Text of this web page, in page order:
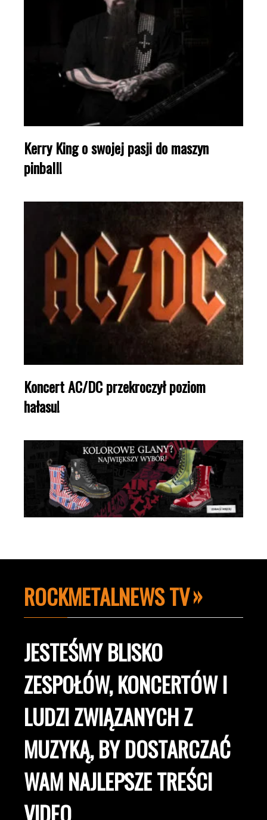
Kerry King o swojej pasji do maszyn
pinball!
Koncert AC/DC przekroczył poziom
hałasu!
ROCKMETALNEWS TV
JESTEŚMY BLISKO
ZESPOŁÓW, KONCERTÓW I
LUDZI ZWIĄZANYCH Z
MUZYKĄ, BY DOSTARCZAĆ
WAM NAJLEPSZE TREŚCI
VIDEO